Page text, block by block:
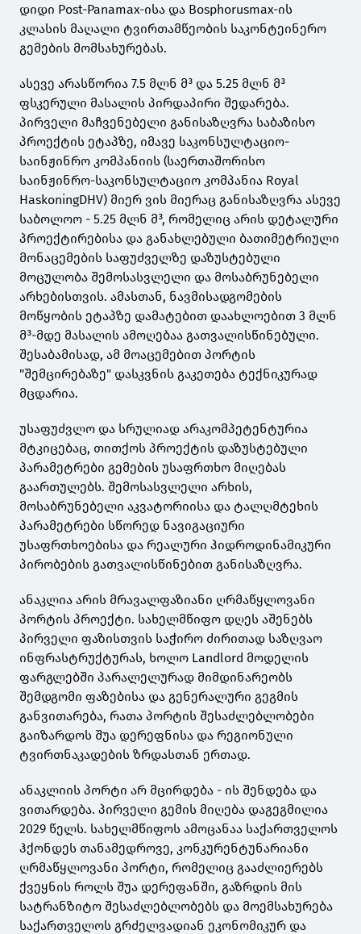
დიდი Post-Panamax-ისა და Bosphorusmax-ის
კლასის მაღალი ტვირთამწეობის საკონტეინერო
გემების მომსახურებას.
ასევე არასწორია 7.5 მლნ მ³ და 5.25 მლნ მ³
ფსკერული მასალის პირდაპირი შედარება.
პირველი მაჩვენებელი განისაზღვრა საბაზისო
პროექტის ეტაპზე, იმავე საკონსულტაციო-
საინჟინრო კომპანიის (საერთაშორისო
საინჟინრო-საკონსულტაციო კომპანია Royal
HaskoningDHV) მიერ ვის მიერაც განისაზღვრა ასევე
საბოლოო - 5.25 მლნ მ³, რომელიც არის დეტალური
პროექტირებისა და განახლებული ბათიმეტრიული
მონაცემების საფუძველზე დაზუსტებული
მოცულობა შემოსასვლელი და მოსაბრუნებელი
არხებისთვის. ამასთან, ნავმისადგომების
მოწყობის ეტაპზე დამატებით დაახლოებით 3 მლნ
მ³-მდე მასალის ამოღებაა გათვალისწინებული.
შესაბამისად, ამ მოაცემებით პორტის
"შემცირებაზე" დასკვნის გაკეთება ტექნიკურად
მცდარია.
უსაფუძვლო და სრულიად არაკომპეტენტურია
მტკიცებაც, თითქოს პროექტის დაზუსტებული
პარამეტრები გემების უსაფრთხო მიღებას
გაართულებს. შემოსასვლელი არხის,
მოსაბრუნებელი აკვატორიისა და ტალღმტეხის
პარამეტრები სწორედ ნავიგაციური
უსაფრთხოებისა და რეალური ჰიდროდინამიკური
პირობების გათვალისწინებით განისაზღვრა.
ანაკლია არის მრავალფაზიანი ღრმაწყლოვანი
პორტის პროექტი. სახელმწიფო დღეს აშენებს
პირველი ფაზისთვის საჭირო ძირითად საზღვაო
ინფრასტრუქტურას, ხოლო Landlord მოდელის
ფარგლებში პარალელურად მიმდინარეობს
შემდგომი ფაზებისა და გენერალური გეგმის
განვითარება, რათა პორტის შესაძლებლობები
გაიზარდოს შუა დერეფნისა და რეგიონული
ტვირთნაკადების ზრდასთან ერთად.
ანაკლიის პორტი არ მცირდება - ის შენდება და
ვითარდება. პირველი გემის მიღება დაგეგმილია
2029 წელს. სახელმწიფოს ამოცანაა საქართველოს
ჰქონდეს თანამედროვე, კონკურენტუნარიანი
ღრმაწყლოვანი პორტი, რომელიც გააძლიერებს
ქვეყნის როლს შუა დერეფანში, გაზრდის მის
სატრანზიტო შესაძლებლობებს და მოემსახურება
საქართველოს გრძელვადიან ეკონომიკურ და